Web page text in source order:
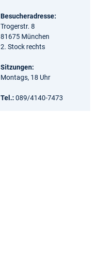
Besucheradresse:
Trogerstr. 8
81675 München
2. Stock rechts
Sitzungen:
Montags, 18 Uhr
Tel.: 089/4140-7473